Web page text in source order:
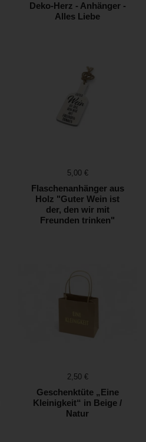
Deko-Herz - Anhänger -
Alles Liebe
Preis:
5,00 €
Flaschenanhänger aus
Holz "Guter Wein ist
der, den wir mit
Freunden trinken"
Preis:
2,50 €
Geschenktüte „Eine
Kleinigkeit“ in Beige /
Natur